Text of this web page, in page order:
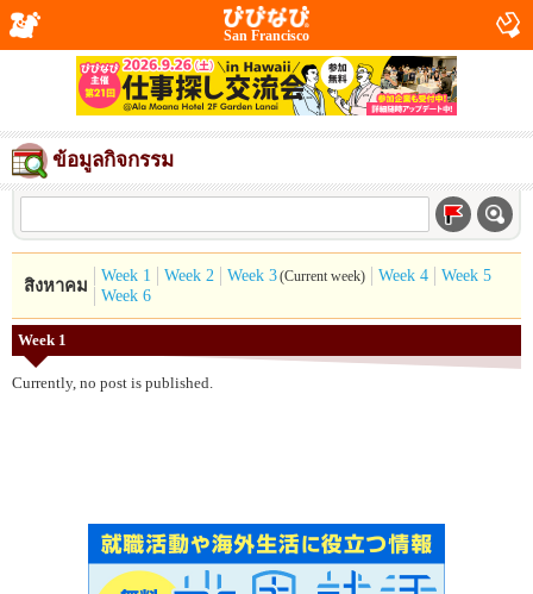
San Francisco
ข้อมูลกิจกรรม
สิงหาคม
Week 1 Week 2 Week 3(Current week) Week 4
Week 5
Week 6
Week 1
Currently, no post is published.